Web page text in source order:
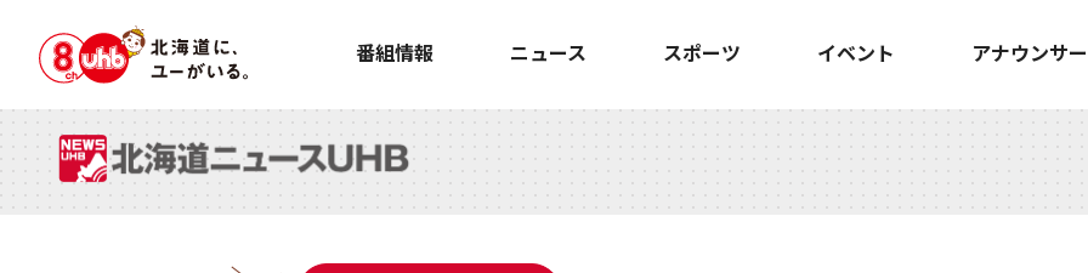
番組情報 ニュース スポーツ イベント アナウンサー